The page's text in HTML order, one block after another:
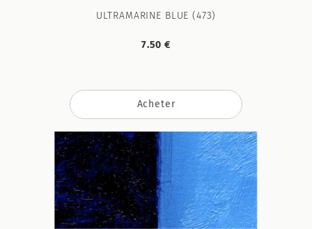
ULTRAMARINE BLUE (473)
7.50 €
Acheter